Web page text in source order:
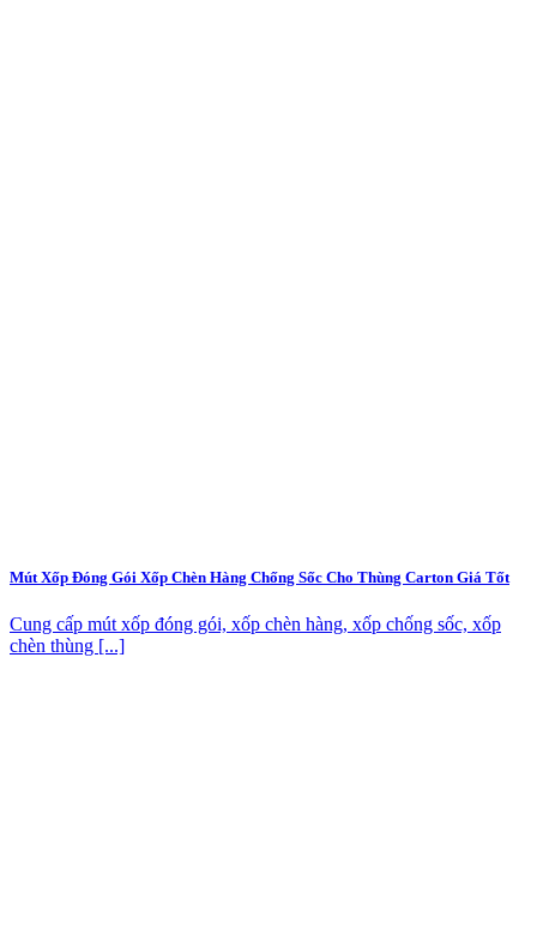
Mút Xốp Đóng Gói Xốp Chèn Hàng Chống Sốc Cho Thùng Carton Giá Tốt
Cung cấp mút xốp đóng gói, xốp chèn hàng, xốp chống sốc, xốp
chèn thùng [...]